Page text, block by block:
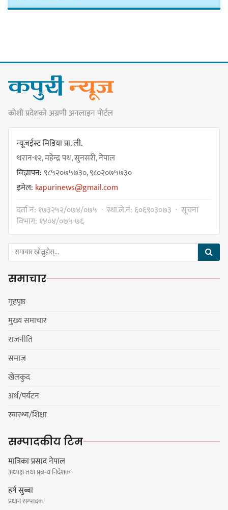
कार्यसम्पादनमा पहिलो
धरान उपमहानगरपालिकाको नगरसभा
चुल्हो निभ्दा ब्युँझन सक्ने आक्रोश
चाम्लिङको चेतावनी
कोशी प्रदेशको अग्रणी अनलाइन पोर्टल
न्यूजईस्ट मिडिया प्रा. ली.
धरान-१२, महेन्द्र पथ, सुनसरी, नेपाल
विज्ञापन:९८५२०७५७३०, ९८०२०७५७३०
इमेल: kapurinews@gmail.com
दर्ता नं: १७३२५२/०७४/०७५ · स्था.ले.नं: ६०६९०३०७३ · सूचना
विभाग: १४०४/०७५-७६
समाचार
गृहपृष्ठ
मुख्य समाचार
राजनीति
समाज
खेलकुद
अर्थ/पर्यटन
स्वास्थ्य/शिक्षा
सम्पादकीय टिम
मात्रिका प्रसाद नेपाल
अध्यक्ष तथा प्रबन्ध निर्देशक
हर्ष सुब्बा
प्रधान सम्पादक